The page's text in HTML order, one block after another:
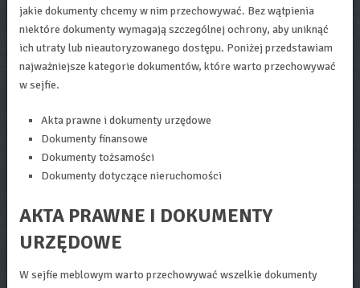
jakie dokumenty chcemy w nim przechowywać. Bez wątpienia
niektóre dokumenty wymagają szczególnej ochrony, aby uniknąć
ich utraty lub nieautoryzowanego dostępu. Poniżej przedstawiam
najważniejsze kategorie dokumentów, które warto przechowywać
w sejfie.
Akta prawne i dokumenty urzędowe
Dokumenty finansowe
Dokumenty tożsamości
Dokumenty dotyczące nieruchomości
AKTA PRAWNE I DOKUMENTY
URZĘDOWE
W sejfie meblowym warto przechowywać wszelkie dokumenty